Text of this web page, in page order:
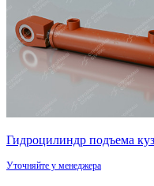
Гидроцилиндр подъема
Уточняйте у менеджера